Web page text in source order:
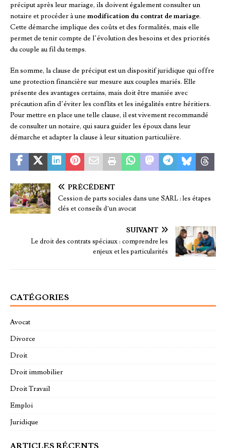
préciput après leur mariage, ils doivent également consulter un
notaire et procéder à une modification du contrat de mariage.
Cette démarche implique des coûts et des formalités, mais elle
permet de tenir compte de l’évolution des besoins et des priorités
du couple au fil du temps.
En somme, la clause de préciput est un dispositif juridique qui offre
une protection financière sur mesure aux couples mariés. Elle
présente des avantages certains, mais doit être maniée avec
précaution afin d’éviter les conflits et les inégalités entre héritiers.
Pour mettre en place une telle clause, il est vivement recommandé
de consulter un notaire, qui saura guider les époux dans leur
démarche et adapter la clause à leur situation particulière.
PRÉCÉDENT
Cession de parts sociales dans une SARL : les étapes
clés et conseils d’un avocat
SUIVANT
Le droit des contrats spéciaux : comprendre les
enjeux et les particularités
CATÉGORIES
Avocat
Divorce
Droit
Droit immobilier
Droit Travail
Emploi
Juridique